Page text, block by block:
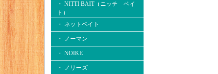
・ NITTI BAIT（ニッチ ベイ
ト）
・ ネットベイト
・ ノーマン
・ NOIKE
・ ノリーズ